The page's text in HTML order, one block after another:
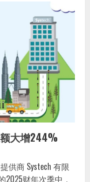
额大增244%
供商 Systech 有限
财年次季中，